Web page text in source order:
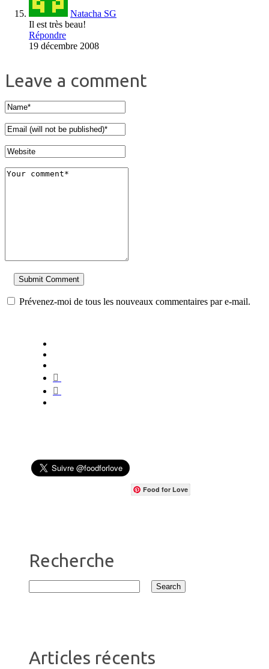
Natacha SG
Il est très beau!
Répondre
19 décembre 2008
Leave a comment
Prévenez-moi de tous les nouveaux commentaires par e-mail.
Food for Love
Recherche
Articles récents